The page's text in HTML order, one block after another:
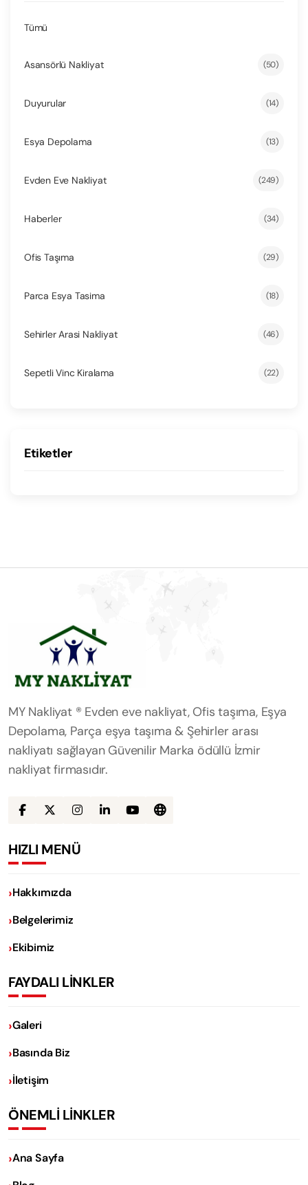
Tümü
Asansörlü Nakliyat (50)
Duyurular (14)
Esya Depolama (13)
Evden Eve Nakliyat (249)
Haberler (34)
Ofis Taşıma (29)
Parca Esya Tasima (18)
Sehirler Arasi Nakliyat (46)
Sepetli Vinc Kiralama (22)
Etiketler
MY Nakliyat ® Evden eve nakliyat, Ofis taşıma, Eşya
Depolama, Parça eşya taşıma & Şehirler arası
nakliyatı sağlayan Güvenilir Marka ödüllü İzmir
nakliyat firmasıdır.
HIZLI MENÜ
Hakkımızda
Belgelerimiz
Ekibimiz
FAYDALI LİNKLER
Galeri
Basında Biz
İletişim
ÖNEMLİ LİNKLER
Ana Sayfa